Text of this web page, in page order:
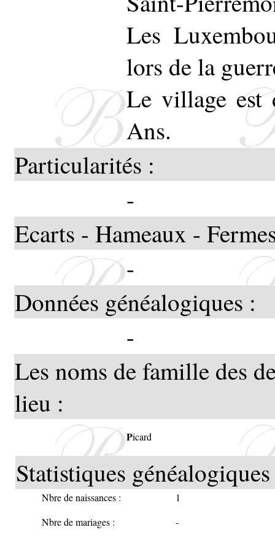
Les
lors de la
Le village est
Ans.
Particularités :
-
Ecarts - Hameaux -
-
Données généalogiques :
-
Les noms de famille des
lieu :
Picard
Statistiques
Nbre de naissances :
1
Nbre de mariages :
-